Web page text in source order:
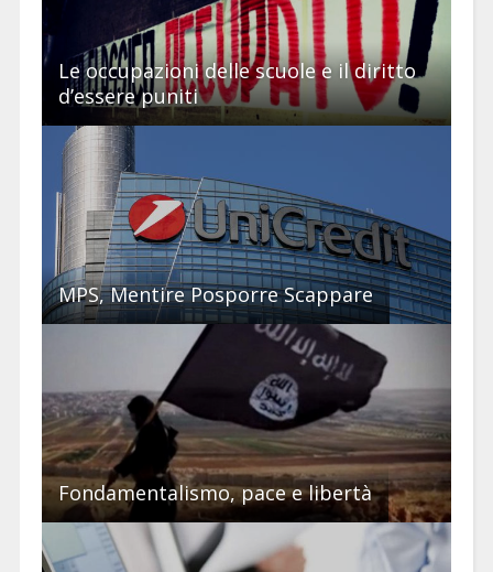
Le occupazioni delle scuole e il diritto
d’essere puniti
MPS, Mentire Posporre Scappare
Fondamentalismo, pace e libertà